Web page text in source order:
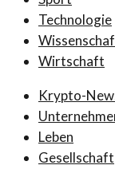
Technologie
Wirtschaft
Krypto-
Leben
Gesellschaft